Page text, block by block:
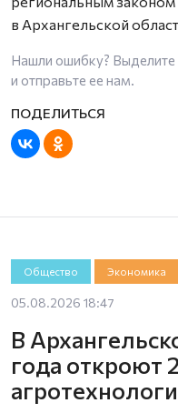
в Архангельской
Нашли ошибку? Выделите
и отправьте ее нам.
Общество Экономика
05.08.2026 18:47
В
года откроют